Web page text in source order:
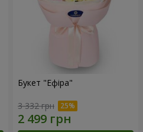
Букет "Ефіра"
3 332 грн